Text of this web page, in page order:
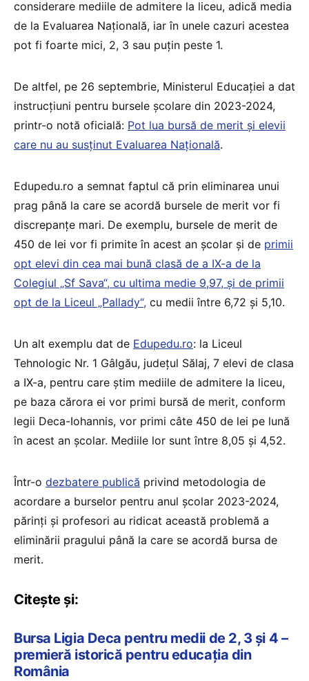
considerare mediile de admitere la liceu, adică media
de la Evaluarea Națională, iar în unele cazuri acestea
pot fi foarte mici, 2, 3 sau puțin peste 1.
De altfel, pe 26 septembrie, Ministerul Educației a dat
instrucțiuni pentru bursele școlare din 2023-2024,
printr-o notă oficială: Pot lua bursă de merit și elevii
care nu au susținut Evaluarea Națională.
Edupedu.ro a semnat faptul că prin eliminarea unui
prag până la care se acordă bursele de merit vor fi
discrepanțe mari. De exemplu, bursele de merit de
450 de lei vor fi primite în acest an școlar și de primii
opt elevi din cea mai bună clasă de a IX-a de la
Colegiul „Sf Sava“, cu ultima medie 9,97, și de primii
opt de la Liceul „Pallady“, cu medii între 6,72 și 5,10.
Un alt exemplu dat de Edupedu.ro: la Liceul
Tehnologic Nr. 1 Gâlgău, județul Sălaj, 7 elevi de clasa
a IX-a, pentru care știm mediile de admitere la liceu,
pe baza cărora ei vor primi bursă de merit, conform
legii Deca-Iohannis, vor primi câte 450 de lei pe lună
în acest an școlar. Mediile lor sunt între 8,05 și 4,52.
Într-o dezbatere publică privind metodologia de
acordare a burselor pentru anul școlar 2023-2024,
părinți și profesori au ridicat această problemă a
eliminării pragului până la care se acordă bursa de
merit.
Citește și:
Bursa Ligia Deca pentru medii de 2, 3 și 4 –
premieră istorică pentru educația din
România